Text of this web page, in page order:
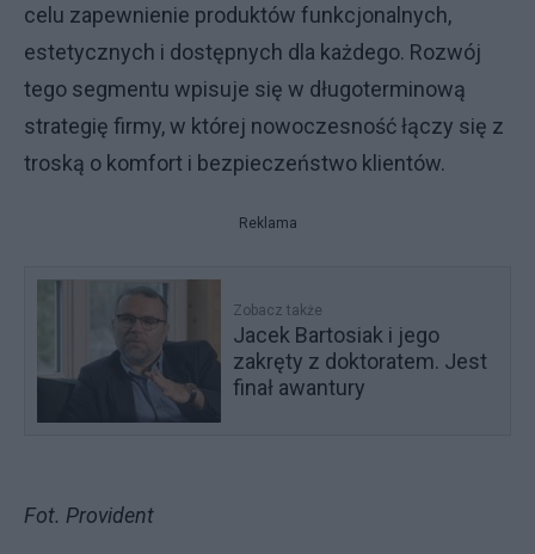
celu zapewnienie produktów funkcjonalnych,
estetycznych i dostępnych dla każdego. Rozwój
tego segmentu wpisuje się w długoterminową
strategię firmy, w której nowoczesność łączy się z
troską o komfort i bezpieczeństwo klientów.
Reklama
Zobacz także
Jacek Bartosiak i jego
zakręty z doktoratem. Jest
finał awantury
Fot. Provident